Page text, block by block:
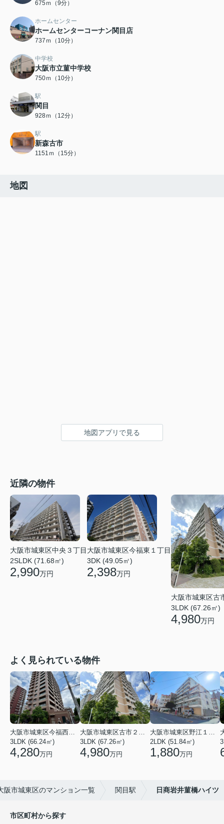
675ｍ（9分）
ホームセンター
ホームセンターコーナン関目店
737ｍ（10分）
中学校
大阪市立菫中学校
750ｍ（10分）
駅
関目
928ｍ（12分）
駅
新森古市
1151ｍ（15分）
地図
地図アプリで見る
近隣の物件
大阪市城東区中央３丁目
2SLDK (71.68㎡)
2,990万円
大阪市城東区今福東１丁目
3DK (49.05㎡)
2,398万円
大阪市城東区古
3LDK (67.26㎡)
4,980万円
よく見られている物件
大阪市城東区今福西６丁目
3LDK (66.24㎡)
4,280万円
大阪市城東区古市２丁目
3LDK (67.26㎡)
4,980万円
大阪市城東区野江１丁目
2LDK (51.84㎡)
1,880万円
阪市城東区のマンション一覧 関目駅 日商岩井菫橋ハイツ
市区町村から探す